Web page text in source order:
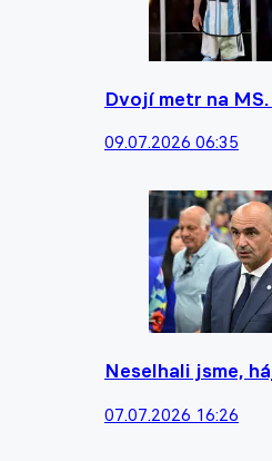
Dvojí metr na
09.07.2026 06:35
Neselhali jsme,
07.07.2026 16:26